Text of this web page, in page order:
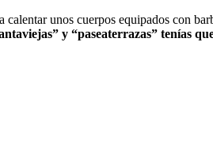
calentar unos cuerpos equipados con
y “paseaterrazas” tenías